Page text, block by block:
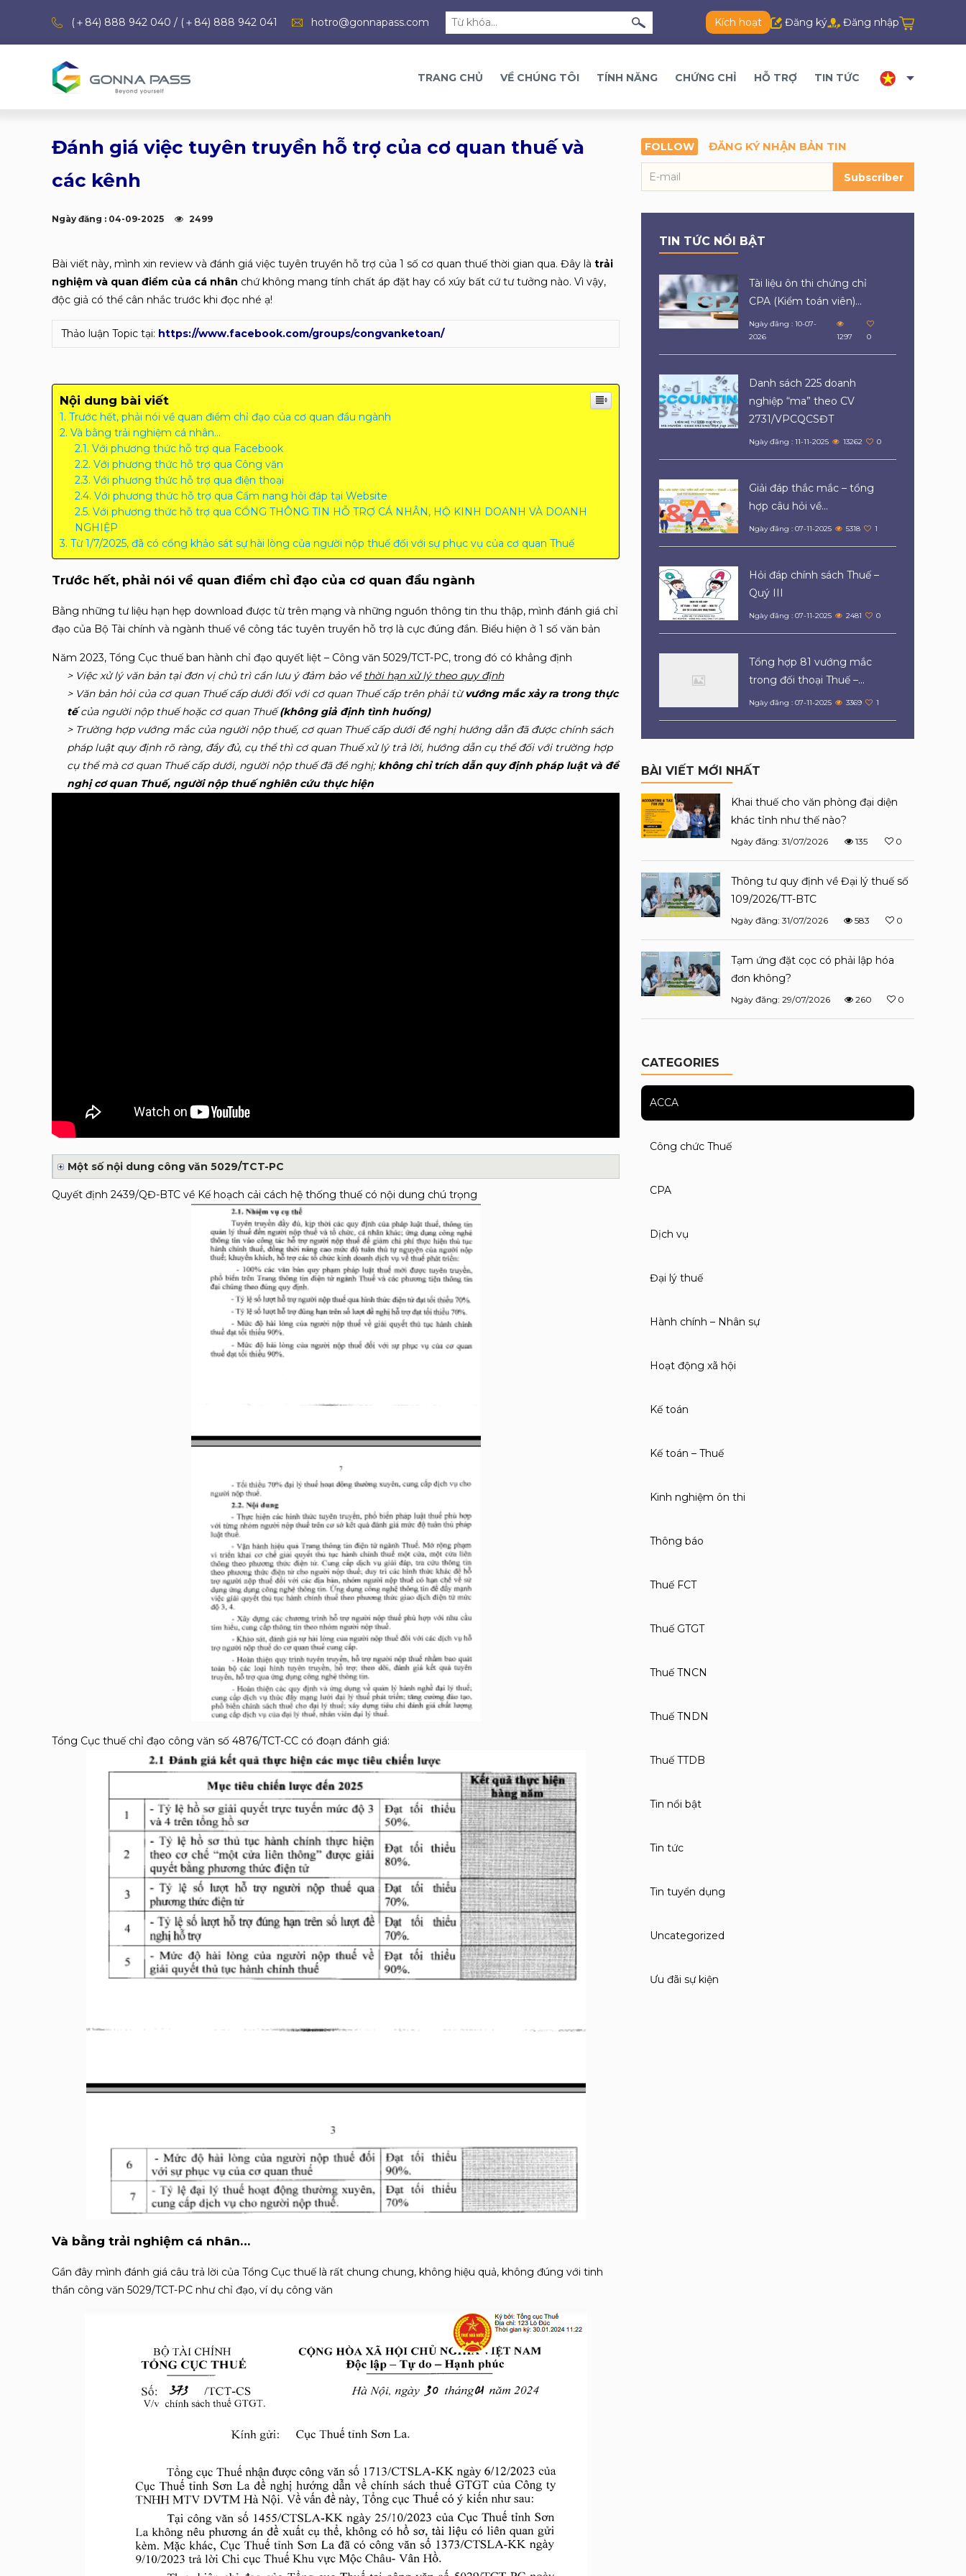
(＋84) 888 942 040 / (＋84) 888 942 041 hotro@gonnapass.com Kích hoạt Đăng ký Đăng nhập
TRANG CHỦ VỀ CHÚNG TÔI TÍNH NĂNG CHỨNG CHỈ HỖ TRỢ TIN TỨC
Đánh giá việc tuyên truyền hỗ trợ của cơ quan thuế và
các kênh
Ngày đăng : 04-09-2025 2499
Bài viết này, mình xin review và đánh giá việc tuyên truyền hỗ trợ của 1 số cơ quan thuế thời gian qua. Đây là trải
nghiệm và quan điểm của cá nhân chứ không mang tính chất áp đặt hay cổ xúy bất cứ tư tưởng nào. Vì vậy,
độc giả có thể cân nhắc trước khi đọc nhé ạ!
Thảo luận Topic tại: https://www.facebook.com/groups/congvanketoan/
Nội dung bài viết
Trước hết, phải nói về quan điểm chỉ đạo của cơ quan đầu ngành
Và bằng trải nghiệm cá nhân…
Với phương thức hỗ trợ qua Facebook
Với phương thức hỗ trợ qua Công văn
Với phương thức hỗ trợ qua điện thoại
Với phương thức hỗ trợ qua Cẩm nang hỏi đáp tại Website
Với phương thức hỗ trợ qua CỔNG THÔNG TIN HỖ TRỢ CÁ NHÂN, HỘ KINH DOANH VÀ DOANH
NGHIỆP
Từ 1/7/2025, đã có cổng khảo sát sự hài lòng của người nộp thuế đối với sự phục vụ của cơ quan Thuế
Trước hết, phải nói về quan điểm chỉ đạo của cơ quan đầu ngành
Bằng những tư liệu hạn hẹp download được từ trên mạng và những nguồn thông tin thu thập, mình đánh giá chỉ
đạo của Bộ Tài chính và ngành thuế về công tác tuyên truyền hỗ trợ là cực đúng đắn. Biểu hiện ở 1 số văn bản
Năm 2023, Tổng Cục thuế ban hành chỉ đạo quyết liệt – Công văn 5029/TCT-PC, trong đó có khẳng định
> Việc xử lý văn bản tại đơn vị chủ trì cần lưu ý đảm bảo về thời hạn xử lý theo quy định
> Văn bản hỏi của cơ quan Thuế cấp dưới đối với cơ quan Thuế cấp trên phải từvướng mắc xảy ra trong thực
tếcủa người nộp thuế hoặc cơ quan Thuế(không giả định tình huống)
> Trường hợp vướng mắc của người nộp thuế, cơ quan Thuế cấp dưới đề nghị hướng dẫn đã được chính sách
pháp luật quy định rõ ràng, đầy đủ, cụ thể thì cơ quan Thuế xử lý trả lời, hướng dẫn cụ thể đối với trường hợp
cụ thể mà cơ quan Thuế cấp dưới, người nộp thuế đã đề nghị; không chỉ trích dẫn quy định pháp luật và đề
nghị cơ quan Thuế, người nộp thuế nghiên cứu thực hiện
Một số nội dung công văn 5029/TCT-PC
Quyết định 2439/QĐ-BTC về Kế hoạch cải cách hệ thống thuế có nội dung chú trọng
Tổng Cục thuế chỉ đạo công văn số 4876/TCT-CC có đoạn đánh giá:
Và bằng trải nghiệm cá nhân…
Gần đây mình đánh giá câu trả lời của Tổng Cục thuế là rất chung chung, không hiệu quả, không đúng với tinh
thần công văn 5029/TCT-PC như chỉ đạo, ví dụ công văn
FOLLOW ĐĂNG KÝ NHẬN BẢN TIN
Subscriber
TIN TỨC NỔI BẬT
Tài liệu ôn thi chứng chỉ
CPA (Kiểm toán viên)...
Ngày đăng : 10-07-
2026
1297 0
Danh sách 225 doanh
nghiệp “ma” theo CV
2731/VPCQCSĐT
Ngày đăng : 11-11-2025 13262 0
Giải đáp thắc mắc – tổng
hợp câu hỏi về...
Ngày đăng : 07-11-2025 5318 1
Hỏi đáp chính sách Thuế –
Quý III
Ngày đăng : 07-11-2025 2481 0
Tổng hợp 81 vướng mắc
trong đối thoại Thuế –...
Ngày đăng : 07-11-2025 3369 1
BÀI VIẾT MỚI NHẤT
Khai thuế cho văn phòng đại diện
khác tỉnh như thế nào?
Ngày đăng: 31/07/2026 135 0
Thông tư quy định về Đại lý thuế số
109/2026/TT-BTC
Ngày đăng: 31/07/2026 583 0
Tạm ứng đặt cọc có phải lập hóa
đơn không?
Ngày đăng: 29/07/2026 260 0
CATEGORIES
ACCA
Công chức Thuế
CPA
Dịch vụ
Đại lý thuế
Hành chính – Nhân sự
Hoạt động xã hội
Kế toán
Kế toán – Thuế
Kinh nghiệm ôn thi
Thông báo
Thuế FCT
Thuế GTGT
Thuế TNCN
Thuế TNDN
Thuế TTDB
Tin nổi bật
Tin tức
Tin tuyển dụng
Uncategorized
Ưu đãi sự kiện